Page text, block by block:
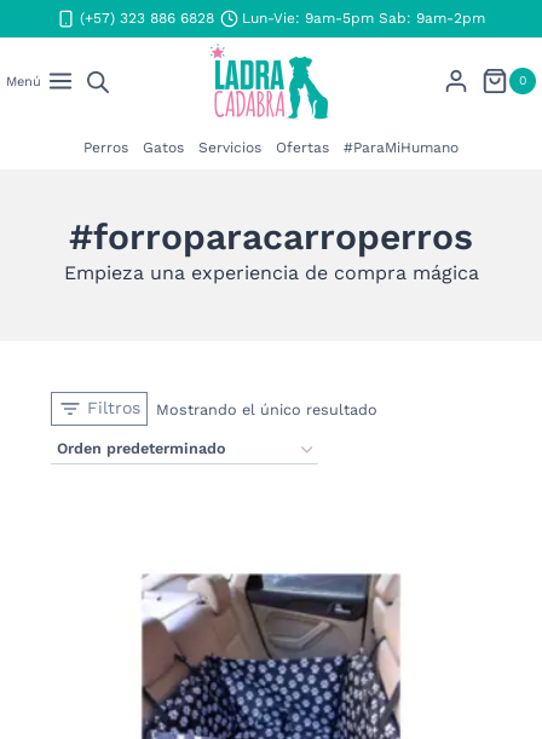
al
(+57) 323 886 6828 Lun-Vie: 9am-5pm Sab: 9am-2pm
Menú 0
Perros Gatos Servicios Ofertas #ParaMiHumano
#forroparacarroperros
Empieza una experiencia de compra mágica
Filtros Mostrando el único resultado